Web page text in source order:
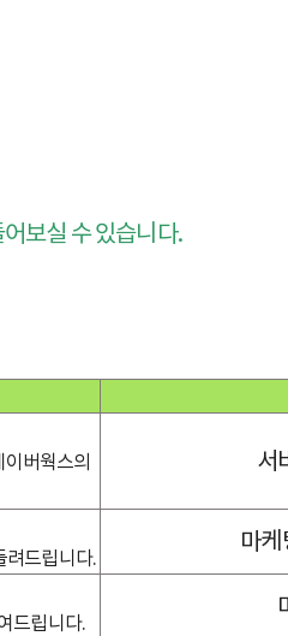
보실 수 있습니다.
버웍스의
서
려드립니다.
마
드립니다.